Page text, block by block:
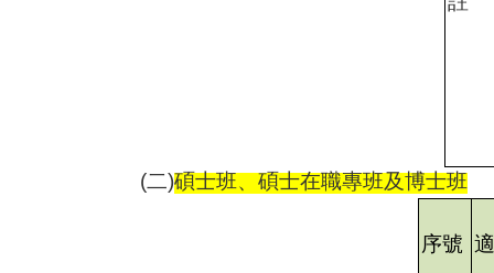
(二)碩士班、碩士在職專班及博士班
序號